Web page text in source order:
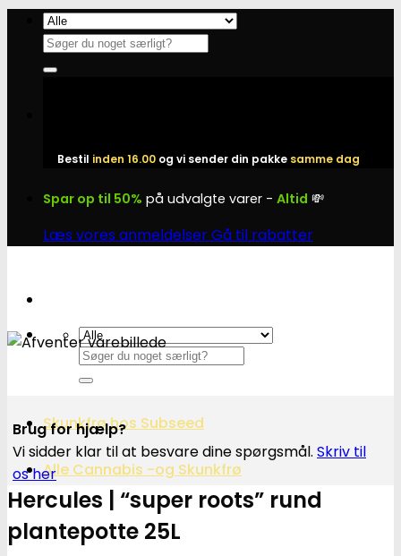
Fortsæt
indhold
Søg
efter:
Bestil inden 16.00 og vi sender din pakke samme dag
Spar op til 50% på udvalgte varer - Altid 💸
Læs vores anmeldelserGå til rabatter
Søg
efter:
Skunkfrø hos Subseed
Alle Cannabis -og Skunkfrø
Brug for hjælp?
Vi sidder klar til at besvare dine spørgsmål. Skriv til
os her
Hercules | “super roots” rund
plantepotte 25L